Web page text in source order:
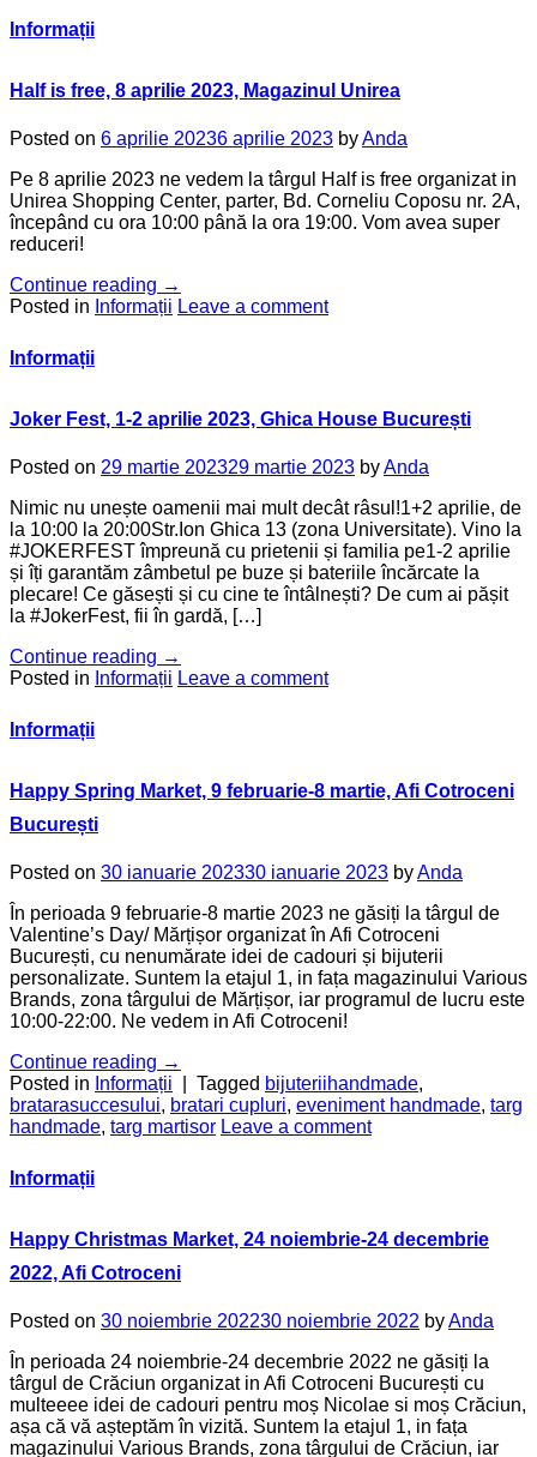
Informații
Half is free, 8 aprilie 2023, Magazinul Unirea
Posted on 6 aprilie 20236 aprilie 2023 byAnda
Pe 8 aprilie 2023 ne vedem la târgul Half is free organizat in
Unirea Shopping Center, parter, Bd. Corneliu Coposu nr. 2A,
începând cu ora 10:00 până la ora 19:00. Vom avea super
reduceri!
Continue reading →
Posted in Informații Leave a comment
Informații
Joker Fest, 1-2 aprilie 2023, Ghica House București
Posted on 29 martie 202329 martie 2023 byAnda
Nimic nu unește oamenii mai mult decât râsul!1+2 aprilie, de
la 10:00 la 20:00Str.Ion Ghica 13 (zona Universitate). Vino la
#JOKERFEST împreună cu prietenii și familia pe1-2 aprilie
și îți garantăm zâmbetul pe buze și bateriile încărcate la
plecare! Ce găsești și cu cine te întâlnești? De cum ai pășit
la #JokerFest, fii în gardă, […]
Continue reading →
Posted in Informații Leave a comment
Informații
Happy Spring Market, 9 februarie-8 martie, Afi Cotroceni
București
Posted on 30 ianuarie 202330 ianuarie 2023 byAnda
În perioada 9 februarie-8 martie 2023 ne găsiți la târgul de
Valentine’s Day/ Mărțișor organizat în Afi Cotroceni
București, cu nenumărate idei de cadouri și bijuterii
personalizate. Suntem la etajul 1, in fața magazinului Various
Brands, zona târgului de Mărțișor, iar programul de lucru este
10:00-22:00. Ne vedem in Afi Cotroceni!
Continue reading →
Posted in Informații Tagged bijuteriihandmade,
bratarasuccesului, bratari cupluri, eveniment handmade, targ
handmade, targ martisor Leave a comment
Informații
Happy Christmas Market, 24 noiembrie-24 decembrie
2022, Afi Cotroceni
Posted on 30 noiembrie 202230 noiembrie 2022 byAnda
În perioada 24 noiembrie-24 decembrie 2022 ne găsiți la
târgul de Crăciun organizat in Afi Cotroceni București cu
multeeee idei de cadouri pentru moș Nicolae si moș Crăciun,
așa că vă așteptăm în vizită. Suntem la etajul 1, in fața
magazinului Various Brands, zona târgului de Crăciun, iar